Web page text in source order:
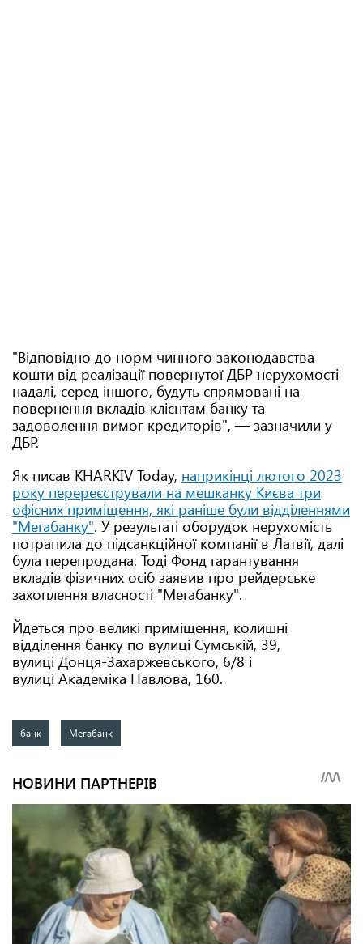
"Відповідно до норм чинного законодавства
кошти від реалізації повернутої ДБР нерухомості
надалі, серед іншого, будуть спрямовані на
повернення вкладів клієнтам банку та
задоволення вимог кредиторів", — зазначили у
ДБР.
Як писав KHARKIV Today, наприкінці лютого 2023
року перереєстрували на мешканку Києва три
офісних приміщення, які раніше були відділеннями
"Мегабанку". У результаті оборудок нерухомість
потрапила до підсанкційної компанії в Латвії, далі
була перепродана. Тоді Фонд гарантування
вкладів фізичних осіб заявив про рейдерське
захоплення власності "Мегабанку".
Йдеться про великі приміщення, колишні
відділення банку по вулиці Сумській, 39,
вулиці Донця-Захаржевського, 6/8 і
вулиці Академіка Павлова, 160.
банк Мегабанк